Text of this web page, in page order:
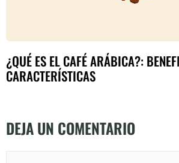
¿QUÉ ES EL CAFÉ ARÁBICA?:
CARACTERÍSTICAS
DEJA UN COMENTARIO